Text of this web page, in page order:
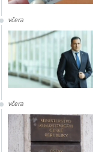
včera
včera